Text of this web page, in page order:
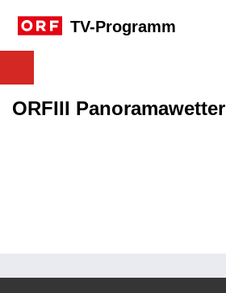
TV-Programm
ORFIII Panoramawetter